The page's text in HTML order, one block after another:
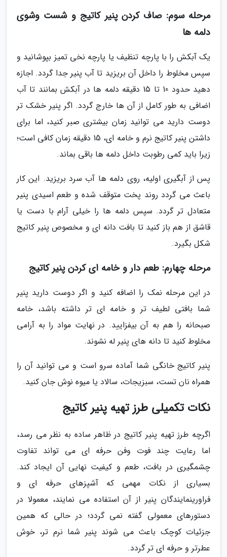
مرحله سوم: صاف کردن پنیر کاتیج و شست وشوی
دلمه ها
یک آبکش را با پارچه تنظیف یا پارچه نخی تمیز بپوشانید و
سپس مخلوط را داخل آن بریزید تا آب پنیر جدا گردد. اجازه
دهید حدود 10 تا 15 دقیقه دلمه ها در آبکش بمانند تا آب
اضافی به طور کامل از آن ها خارج گردد. اگر پنیر خشک تر
دوست دارید می توانید زمان بیشتری صبر کنید، اما برای
داشتن پنیر کاتیج نرم و خامه ای، 15 دقیقه زمان کافی است؛
زیرا باید کمی رطوبت داخل دلمه ها باقی بماند.
پس از آبگیری اولیه، روی دلمه ها آب سرد بریزید. این کار
باعث می گردد روند پخت متوقف شده و طعم اسیدی پنیر
متعادل تر گردد. سپس دلمه ها را خیلی آرام با دست یا
قاشق از هم باز کنید تا بافت دانه ای و مخصوص پنیر کاتیج
شکل بگیرد.
مرحله چهارم: طعم دار و خامه ای کردن پنیر کاتیج
در این مرحله نمک را اضافه کنید و اگر دوست دارید پنیر
شما بافتی لطیف تر و خامه ای تر داشته باشد، خامه
صبحانه را هم به آن بیفزایید. در نهایت مواد را به آرامی
مخلوط کنید تا دانه های پنیر له نشوند.
پنیر کاتیج خانگی شما آماده سرو است و می توانید آن را
همراه نان تست، سبزیجات، سالاد یا میوه نوش جان کنید.
نکات تکمیلی طرز تهیه پنیر کاتیج
اگرچه طرز تهیه پنیر کاتیج در ظاهر ساده به نظر می رسد،
اما رعایت چند فوت وفن حرفه ای می تواند تفاوت
چشمگیری در بافت، طعم و کیفیت نهایی آن ایجاد کند.
بسیاری از نکات مهمی که آشپزهای حرفه ای و
فراورینمایندگان پنیر از آن استفاده می نمایند، معمولا در
دستورهای معمولی گفته نمی گردد؛ در حالی که همین
جزئیات کوچک باعث می شوند پنیر شما نرم تر، خوش
عطرتر و حرفه ای تر گردد.